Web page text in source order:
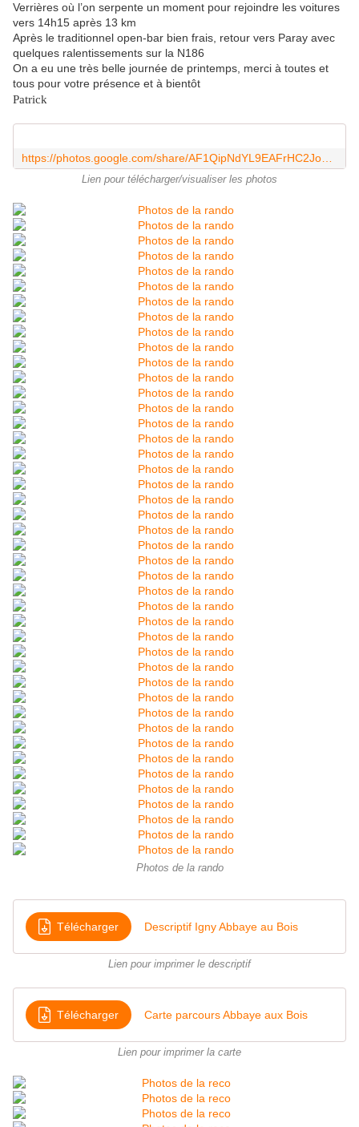
Verrières où l’on serpente un moment pour rejoindre les voitures
vers 14h15 après 13 km
Après le traditionnel open-bar bien frais, retour vers Paray avec
quelques ralentissements sur la N186
On a eu une très belle journée de printemps, merci à toutes et
tous pour votre présence et à bientôt
Patrick
Lien pour télécharger/visualiser les photos
Photos de la rando
Télécharger Descriptif Igny Abbaye au Bois
Lien pour imprimer le descriptif
Télécharger Carte parcours Abbaye aux Bois
Lien pour imprimer la carte